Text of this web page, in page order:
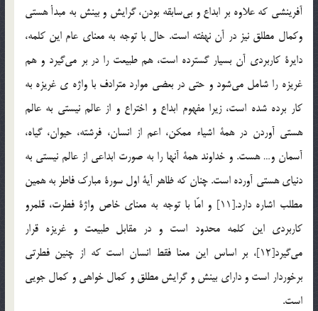
آفرينشي كه علاوه بر ابداع و بي‌سابقه بودن، گرايش و بينش به مبدأ هستي
وكمال مطلق نيز در آن نهفته است. حال با توجه به معناي عام اين كلمه،
دايرة كاربردي آن بسيار گسترده است، هم طبيعت را در بر مي‌گيرد و هم
غريزه را شامل مي‌شود و حتي در بعضي موارد مترادف با واژه ي غريزه به
كار برده شده است، زيرا مفهوم ابداع و اختراع و از عالم نيستي به عالم
هستي آوردن در همة اشياء ممكن، اعم از انسان، فرشته، حيوان، گياه،
آسمان و… هست. و خداوند همة آنها را به صورت ابداعي از عالم نيستي به
دنياي هستي آورده است. چنان که ظاهر آية اول سورة مبارك فاطر به همين
مطلب اشاره دارد.[11] و امّا با توجه به معناي خاص واژة فطرت، قلمرو
كاربردي اين كلمه محدود است و در مقابل طبيعت و غريزه قرار
مي‌گيرد[12]، بر اساس اين معنا فقط انسان است كه از چنين فطرتي
برخوردار است و داراي بينش و گرايش مطلق و كمال خواهي و كمال جويي
است.